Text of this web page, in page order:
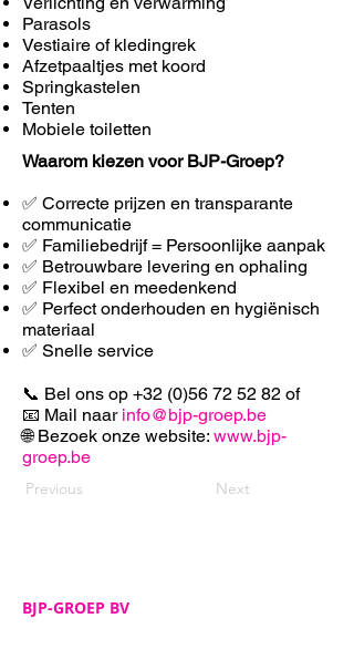
Parasols
Vestiaire of kledingrek
Afzetpaaltjes met koord
Springkastelen
Tenten
Mobiele toiletten
Waarom kiezen voor BJP-Groep?
✅ Correcte prijzen en transparante
communicatie
✅ Familiebedrijf = Persoonlijke aanpak
✅ Betrouwbare levering en ophaling
✅ Flexibel en meedenkend
✅ Perfect onderhouden en hygiënisch
materiaal
✅ Snelle service
📞 Bel ons op +32 (0)56 72 52 82 of
📧 Mail naar info@bjp-groep.be
🌐 Bezoek onze website: www.bjp-
groep.be
Previous Next
BJP-GROEP BV